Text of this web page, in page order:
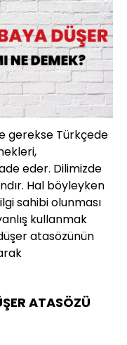
gerekse Türkçede
eder. Dilimizde
Hal böyleyken
sahibi olunması
kullanmak
atasözünün
ATASÖZÜ